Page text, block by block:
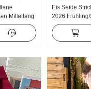
Mittellang
Absatz
Eis Seide
2026
Top Mit
Kurzjacke